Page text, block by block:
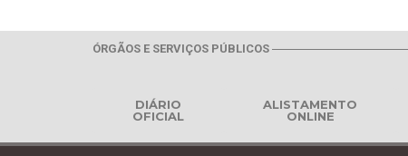
ÓRGÃOS E SERVIÇOS PÚBLICOS
DIÁRIO
OFICIAL
ALISTAMENTO
ONLINE